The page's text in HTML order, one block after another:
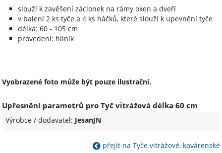
slouží k zavěšení záclonek na rámy oken a dveří
v balení 2 ks tyče a 4 ks háčků, které slouží k upevnění tyče
délka: 60 - 105 cm
provedení: hliník
Vyobrazené foto může být pouze ilustrační.
Upřesnění parametrů pro Tyč vitrážová délka 60 cm
Výrobce / dodavatel: JesanJN
přejít na Tyče vitrážové, kavárenské